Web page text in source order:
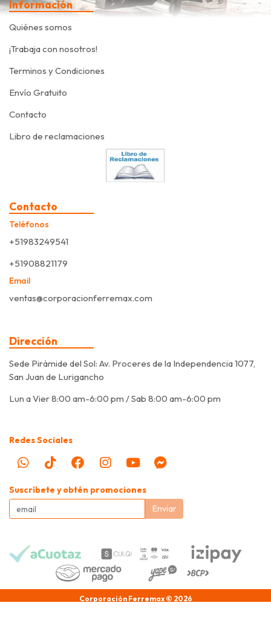
Información
Quiénes somos
¡Trabaja con nosotros!
Terminos y Condiciones
Envío Gratuito
Contacto
Libro de reclamaciones
Contacto
Teléfonos
+51983249541
+51908821179
Email
ventas@corporacionferremax.com
Dirección
Sede Pirámide del Sol: Av. Proceres de la Independencia 1077,
San Juan de Lurigancho
Lun a Vier 8:00 am-6:00 pm / Sab 8:00 am-6:00 pm
Redes Sociales
Suscríbete y obtén promociones
Enviar
Corporación Ferremax © 2026